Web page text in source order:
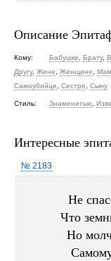
Описание
Кому: Бабушке Брату,
Другу, Жене Женщине
Самоубийце
Сестре Сыну
Стиль: Знаменитые
Интересные
№ 2183
Не
Что
Но